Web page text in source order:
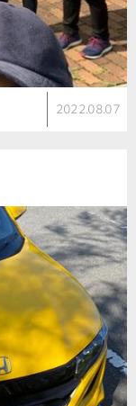
2022.08.07